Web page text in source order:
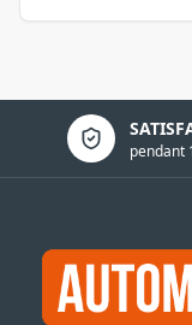
pendant
Politique de